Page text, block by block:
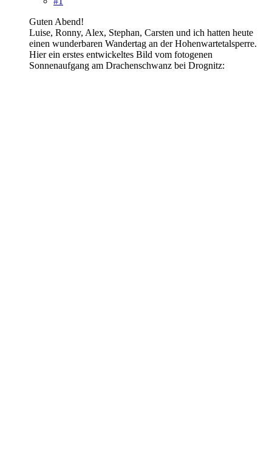
Guten Abend!
Luise, Ronny, Alex, Stephan, Carsten und ich hatten heute
einen wunderbaren Wandertag an der Hohenwartetalsperre.
Hier ein erstes entwickeltes Bild vom fotogenen
Sonnenaufgang am Drachenschwanz bei Drognitz: